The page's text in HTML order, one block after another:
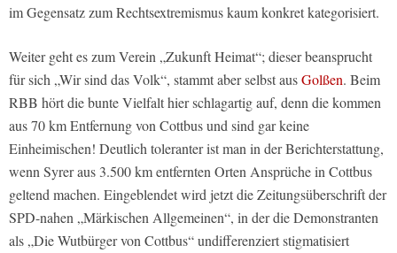
im Gegensatz zum Rechtsextremismus kaum konkret kategorisiert.
Weiter geht es zum Verein „Zukunft Heimat“; dieser beansprucht
für sich „Wir sind das Volk“, stammt aber selbst ausGolßen. Beim
RBB hört die bunte Vielfalt hier schlagartig auf, denn die kommen
aus 70 km Entfernung von Cottbus und sind gar keine
Einheimischen! Deutlich toleranter ist man in der Berichterstattung,
wenn Syrer aus 3.500 km entfernten Orten Ansprüche in Cottbus
geltend machen. Eingeblendet wird jetzt die Zeitungsüberschrift der
SPD-nahen „Märkischen Allgemeinen“, in der die Demonstranten
als „Die Wutbürger von Cottbus“ undifferenziert stigmatisiert